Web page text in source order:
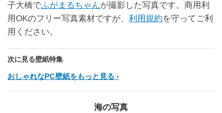
子大橋でふがまるちゃんが撮影した写真です。商用利
用OKのフリー写真素材ですが、 利用規約を守ってご利
用ください。
次に見る壁紙特集
おしゃれなPC壁紙をもっと見る
海の写真